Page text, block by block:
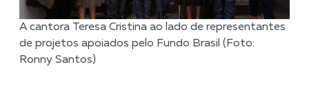
A cantora Teresa Cristina ao lado de representantes
de projetos apoiados pelo Fundo Brasil (Foto:
Ronny Santos)